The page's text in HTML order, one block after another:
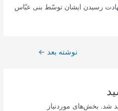
رسیدن ایشان توسّط بنی عبّاس
نوشته بعد ←
شد. بخش‌های موردنیاز